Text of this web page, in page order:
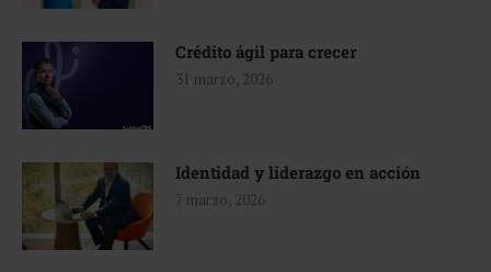
Crédito ágil para crecer
31 marzo, 2026
Identidad y liderazgo en acción
7 marzo, 2026